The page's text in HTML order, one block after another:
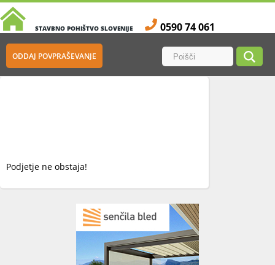
STAVBNO POHIŠTVO SLOVENIJE 0590 74 061
ODDAJ POVPRAŠEVANJE
Podjetje ne obstaja!